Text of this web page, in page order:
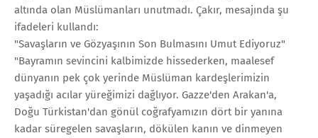
altında olan Müslümanları unutmadı. Çakır, mesajında şu
ifadeleri kullandı:
"Savaşların ve Gözyaşının Son Bulmasını Umut Ediyoruz"
"Bayramın sevincini kalbimizde hissederken, maalesef
dünyanın pek çok yerinde Müslüman kardeşlerimizin
yaşadığı acılar yüreğimizi dağlıyor. Gazze'den Arakan'a,
Doğu Türkistan'dan gönül coğrafyamızın dört bir yanına
kadar süregelen savaşların, dökülen kanın ve dinmeyen